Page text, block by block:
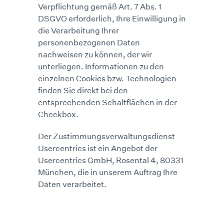
Verpflichtung gemäß Art. 7 Abs. 1
DSGVO erforderlich, Ihre Einwilligung in
die Verarbeitung Ihrer
personenbezogenen Daten
nachweisen zu können, der wir
unterliegen. Informationen zu den
einzelnen Cookies bzw. Technologien
finden Sie direkt bei den
entsprechenden Schaltflächen in der
Checkbox.
Der Zustimmungsverwaltungsdienst
Usercentrics ist ein Angebot der
Usercentrics GmbH, Rosental 4, 80331
München, die in unserem Auftrag Ihre
Daten verarbeitet.